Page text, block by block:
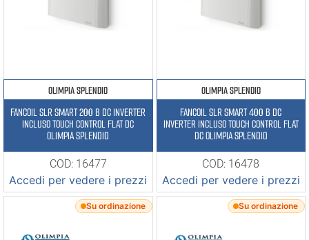
OLIMPIA SPLENDID
FANCOIL SLR SMART 200 B DC INVERTER
INCLUSO TOUCH CONTROL FLAT DC
OLIMPIA SPLENDID
COD: 16477
Accedi per vedere i prezzi
OLIMPIA SPLENDID
FANCOIL SLR SMART 400 B DC
INVERTER INCLUSO TOUCH CONTROL FLAT
DC OLIMPIA SPLENDID
COD: 16478
Accedi per vedere i prezzi
Su ordinazione Su ordinazione